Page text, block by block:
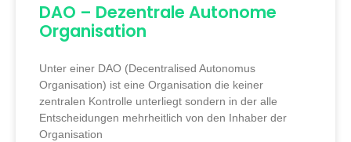
DAO – Dezentrale Autonome
Organisation
Unter einer DAO (Decentralised Autonomus
Organisation) ist eine Organisation die keiner
zentralen Kontrolle unterliegt sondern in der alle
Entscheidungen mehrheitlich von den Inhaber der
Organisation